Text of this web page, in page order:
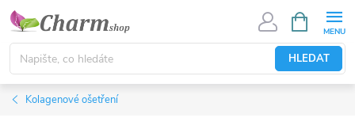
Přejít
obsah
HLEDAT
NÁKUPNÍ
KOŠÍK
Kolagenové ošetření